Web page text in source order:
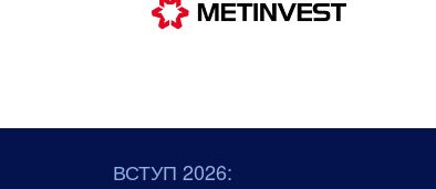
ВСТУП 2026: